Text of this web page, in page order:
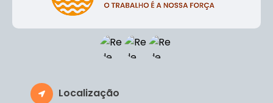
Localização